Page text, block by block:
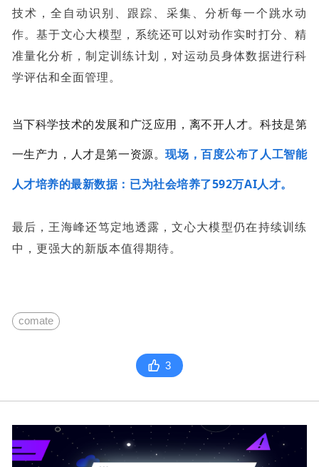
技术，全自动识别、跟踪、采集、分析每一个跳水动
作。基于文心大模型，系统还可以对动作实时打分、精
准量化分析，制定训练计划，对运动员身体数据进行科
学评估和全面管理。
当下科学技术的发展和广泛应用，离不开人才。科技是第
一生产力，人才是第一资源。现场，百度公布了人工智能
人才培养的最新数据：已为社会培养了592万AI人才。
最后，王海峰还笃定地透露，文心大模型仍在持续训练
中，更强大的新版本值得期待。
comate
3